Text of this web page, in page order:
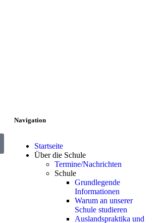
Navigation
Startseite
Über die Schule
Termine/Nachrichten
Schule
Grundlegende
Informationen
Warum an unserer
Schule studieren
Auslandspraktika und